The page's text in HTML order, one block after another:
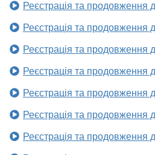
Реєстрація та продовження
Реєстрація та продовження
Реєстрація та продовження
Реєстрація та продовження
Реєстрація та продовження
Реєстрація та продовження
Реєстрація та продовження